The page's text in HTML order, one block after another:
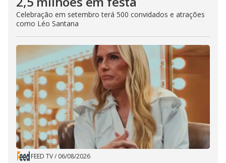
Celebração em setembro terá 500 convidados e atrações
como Léo Santana
FEED TV/ 06/08/2026